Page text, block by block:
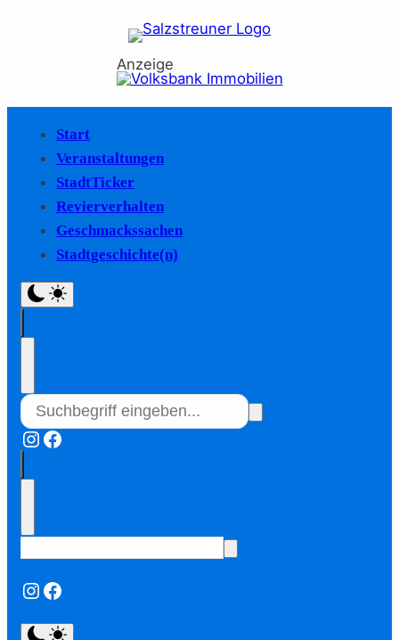
Anzeige
Start
Veranstaltungen
StadtTicker
Revierverhalten
Geschmackssachen
Stadtgeschichte(n)
Instagram
Facebook
Instagram
Facebook